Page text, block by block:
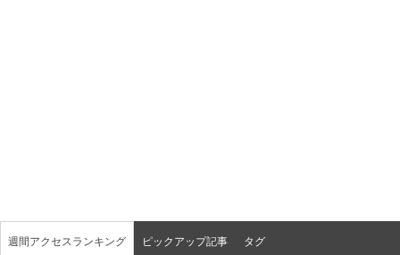
週間アクセスランキング ピックアップ記事 タグ